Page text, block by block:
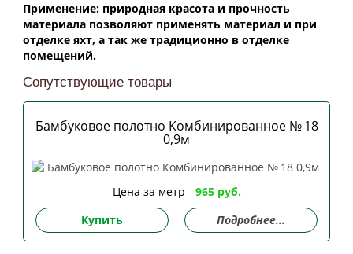
Применение: природная красота и прочность
материала позволяют применять материал и при
отделке яхт, а так же традиционно в отделке
помещений.
Сопутствующие товары
Бамбуковое полотно Комбинированное № 18
0,9м
Цена за метр - 965 руб.
Купить
Подробнее...